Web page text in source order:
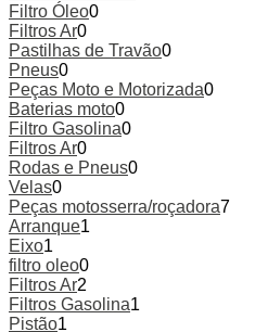
Filtro Óleo0
Filtros Ar0
Pastilhas de Travão0
Pneus0
Peças Moto e Motorizada0
Baterias moto0
Filtro Gasolina0
Filtros Ar0
Rodas e Pneus0
Velas0
Peças motosserra/roçadora7
Arranque1
Eixo1
filtro oleo0
Filtros Ar2
Filtros Gasolina1
Pistão1